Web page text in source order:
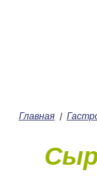
Главная /